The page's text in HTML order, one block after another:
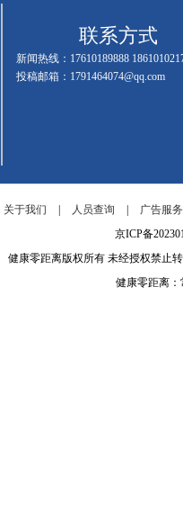
联系方式
新闻热线：17610189888
投稿邮箱：1791464074@qq.com
关于我们 人员查询
广告服
京ICP备
健康零距离版权所有 未经授权禁止
健康零距离